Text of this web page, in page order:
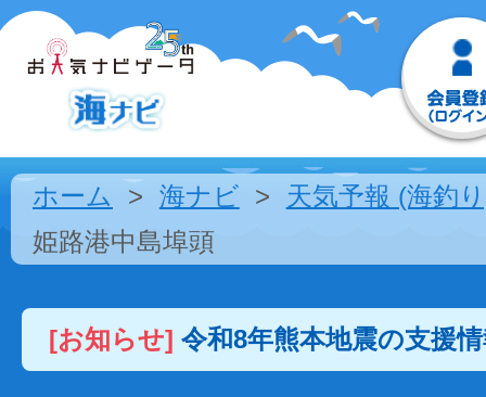
ホーム 海ナビ
天気予報 (海釣
姫路港中島埠頭
[お知らせ] 令和8年熊本地震の支援